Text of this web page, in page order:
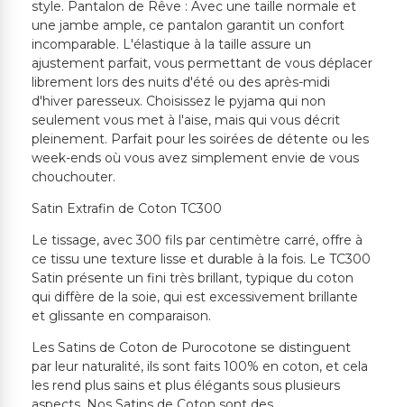
style. Pantalon de Rêve : Avec une taille normale et
une jambe ample, ce pantalon garantit un confort
incomparable. L'élastique à la taille assure un
ajustement parfait, vous permettant de vous déplacer
librement lors des nuits d'été ou des après-midi
d'hiver paresseux. Choisissez le pyjama qui non
seulement vous met à l'aise, mais qui vous décrit
pleinement. Parfait pour les soirées de détente ou les
week-ends où vous avez simplement envie de vous
chouchouter.
Satin Extrafin de Coton TC300
Le tissage, avec 300 fils par centimètre carré, offre à
ce tissu une texture lisse et durable à la fois. Le TC300
Satin présente un fini très brillant, typique du coton
qui diffère de la soie, qui est excessivement brillante
et glissante en comparaison.
Les Satins de Coton de Purocotone se distinguent
par leur naturalité, ils sont faits 100% en coton, et cela
les rend plus sains et plus élégants sous plusieurs